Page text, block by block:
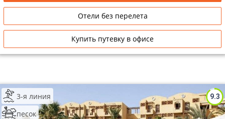
Отели без перелета
Купить путевку в офисе
9.3
3-я линия
песок